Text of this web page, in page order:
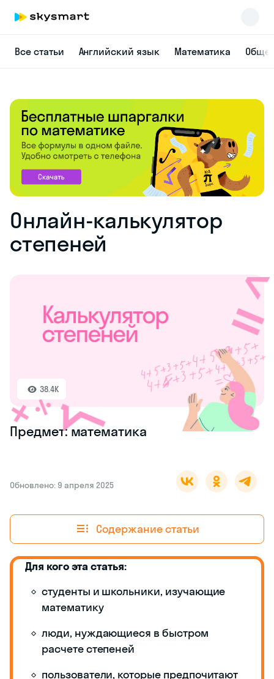
Все статьи Английский язык Математика
Онлайн-калькулятор
степеней
38.4K
Предмет: математика
Обновлено: 9 апреля 2025
Содержание статьи
Для кого эта статья:
студенты и школьники, изучающие
математику
люди, нуждающиеся в быстром
расчете степеней
пользователи, которые предпочитают